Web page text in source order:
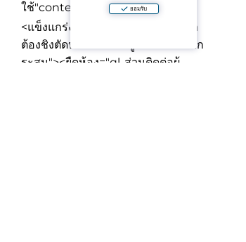
ใช้"contenteditable="ผิด">
<แข็งแกร่ง>ร่วมสระว่ายน้ำอยู่ที่นี้เรา
ต้องชิงตัดหน้า
<เก่งข้อมูล-รายชื่อ="ยก
ระสุน"><ยืดห้อง="ql-ส่วนติดต่อผู้
ยอมรับ